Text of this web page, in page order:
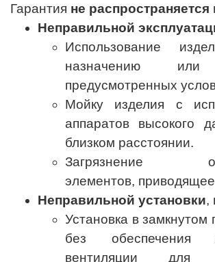
Гарантия не распространяется
Неправильной
Использование
назначению
предусмотренных
Мойку изделия с
аппаратов высокого
близком расстоянии.
Загрязнение
элементов, приводящее
Неправильной установки,
Установка в замкнутом
без обеспечения
вентиляции для